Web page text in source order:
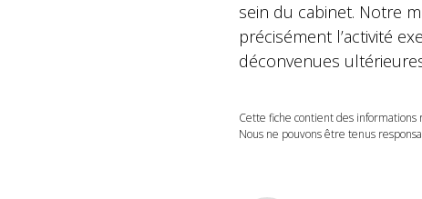
sein du cabinet. Notre
précisément l’activité
déconvenues
Cette fiche contient des
Nous ne pouvons être tenus